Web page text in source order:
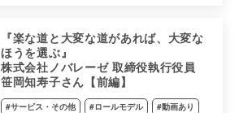
『楽な道と大変な道があれば、大変な
ほうを選ぶ』
株式会社ノバレーゼ 取締役執行役員
笹岡知寿子さん【前編】
#サービス・その他 #ロールモデル
#動画あり